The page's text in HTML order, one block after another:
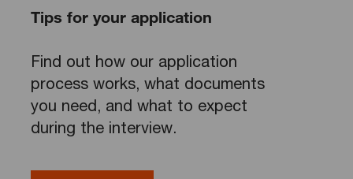
Tips for your application
Find out how our application
process works, what documents
you need, and what to expect
during the interview.